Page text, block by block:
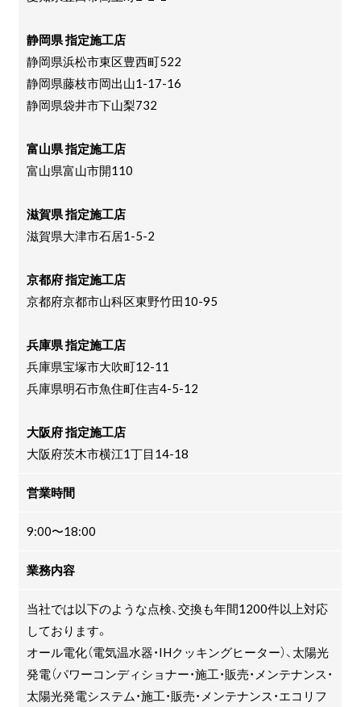
静岡県 指定施工店
静岡県浜松市東区豊西町522
静岡県藤枝市岡出山1-17-16
静岡県袋井市下山梨732
富山県 指定施工店
富山県富山市開110
滋賀県 指定施工店
滋賀県大津市石居1-5-2
京都府 指定施工店
京都府京都市山科区東野竹田10-95
兵庫県 指定施工店
兵庫県宝塚市大吹町12-11
兵庫県明石市魚住町住吉4-5-12
大阪府 指定施工店
大阪府茨木市横江1丁目14-18
営業時間
9:00〜18:00
業務内容
当社では以下のような点検、交換も年間1200件以上対応
しております。
オール電化（電気温水器・IHクッキングヒーター）、太陽光
発電（パワーコンディショナー・施工・販売・メンテナンス・
太陽光発電システム・施工・販売・メンテナンス・エコリフ